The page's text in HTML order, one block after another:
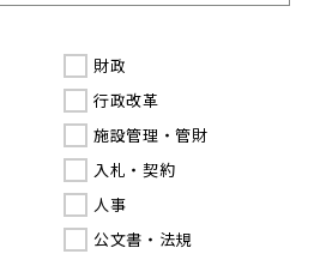
財政
行政改革
施設管理・管財
入札・契約
人事
公文書・法規